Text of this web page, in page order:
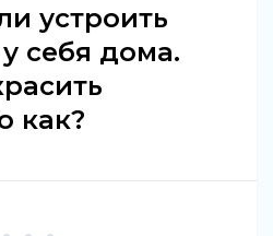
устроить
себя дома.
как?